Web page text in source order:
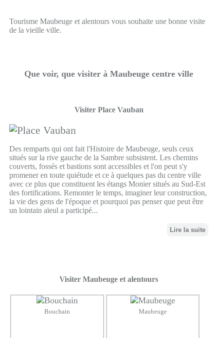
Tourisme Maubeuge et alentours vous souhaite une bonne visite
de la vieille ville.
Que voir, que visiter à Maubeuge centre ville
Visiter Place Vauban
Des remparts qui ont fait l'Histoire de Maubeuge, seuls ceux
situés sur la rive gauche de la Sambre subsistent. Les chemins
couverts, fossés et bastions sont accessibles et l'on peut s'y
promener en toute quiétude et ce à quelques pas du centre ville
avec ce plus que constituent les étangs Monier situés au Sud-Est
des fortifications. Remonter le temps, imaginer leur construction,
la vie des gens de l'époque et pourquoi pas penser que peut être
un lointain aïeul a participé...
Lire la suite
Visiter Maubeuge et alentours
Bouchain Maubeuge